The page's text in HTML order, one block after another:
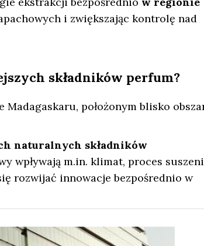
i zwiększając kontrolę nad
składników perfum?
położonym blisko
naturalnych składników
wpływają m.in. klimat, proces
rozwijać innowacje bezpośrednio w